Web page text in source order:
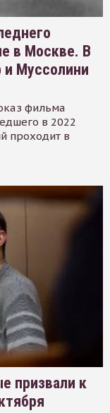
в Москве. В
и Муссолини
фильма
в 2022
проходит в
призвали к